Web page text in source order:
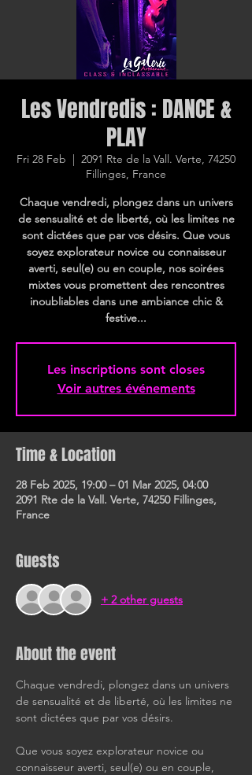
Les Vendredis : DANCE &
PLAY
Fri 28 Feb
  |
2091 Rte de la Vall. Verte, 74250
Fillinges, France
Chaque vendredi, plongez dans un univers
de sensualité et de liberté, où les limites ne
sont dictées que par vos désirs. Que vous
soyez explorateur novice ou connaisseur
averti, seul(e) ou en couple, nos soirées
mixtes vous promettent des rencontres
inoubliables dans une ambiance chic &
festive...
Les inscriptions sont closes
Voir autres événements
Time & Location
28 Feb 2025, 19:00 – 01 Mar 2025, 04:00
2091 Rte de la Vall. Verte, 74250 Fillinges,
France
Guests
+ 2 other guests
About the event
Chaque vendredi, plongez dans un univers
de sensualité et de liberté, où les limites ne
sont dictées que par vos désirs.
Que vous soyez explorateur novice ou
connaisseur averti, seul(e) ou en couple,